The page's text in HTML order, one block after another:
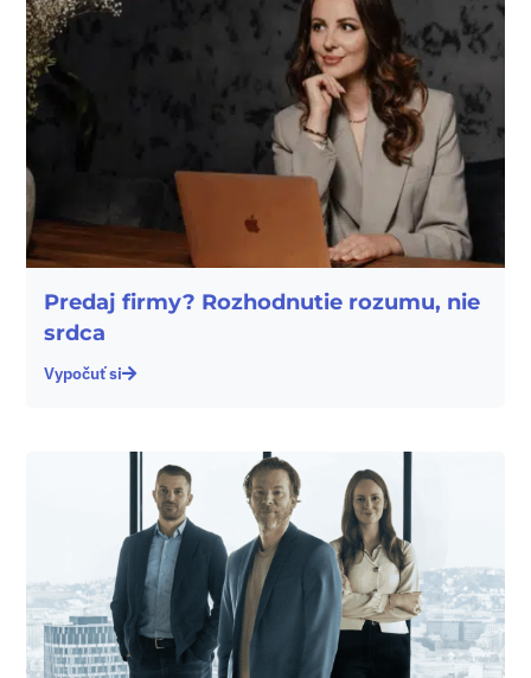
Predaj firmy? Rozhodnutie rozumu, nie
srdca
Vypočuť si